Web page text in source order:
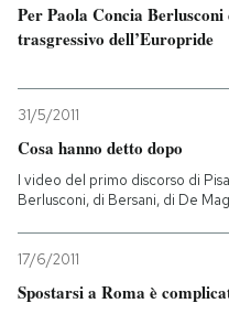
Per Paola Concia Berlusconi
trasgressivo dell’Europride
31/5/2011
Cosa hanno detto dopo
I video del primo discorso di
Berlusconi, di Bersani, di De
17/6/2011
Spostarsi a Roma è